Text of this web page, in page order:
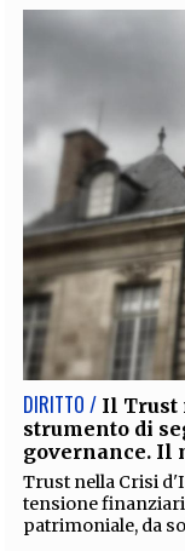
DIRITTO / Il Trust
strumento di
governance. Il
Trust nella Crisi
tensione
patrimoniale, da